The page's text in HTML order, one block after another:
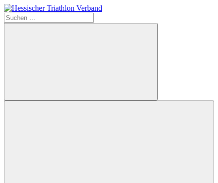
Zum
Inhalt
springen
Hessischer
Suchen
nach:
Suchen